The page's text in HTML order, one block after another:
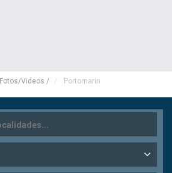
Fotos/Videos / Portomarin